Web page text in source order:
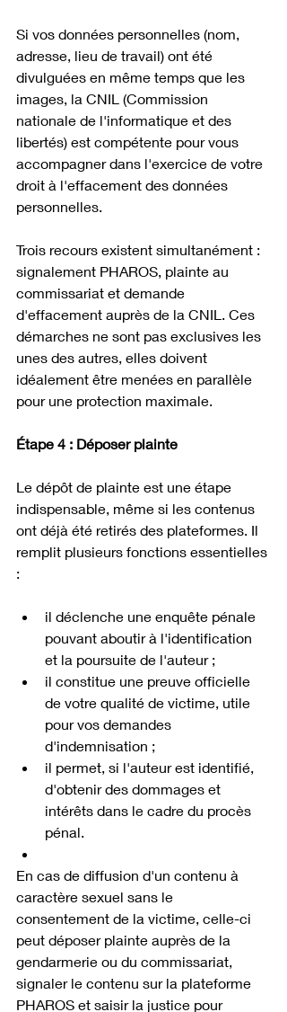
Si vos données personnelles (nom,
adresse, lieu de travail) ont été
divulguées en même temps que les
images, la CNIL (Commission
nationale de l'informatique et des
libertés) est compétente pour vous
accompagner dans l'exercice de votre
droit à l'effacement des données
personnelles.
Trois recours existent simultanément :
signalement PHAROS, plainte au
commissariat et demande
d'effacement auprès de la CNIL. Ces
démarches ne sont pas exclusives les
unes des autres, elles doivent
idéalement être menées en parallèle
pour une protection maximale.
Étape 4 : Déposer plainte
Le dépôt de plainte est une étape
indispensable, même si les contenus
ont déjà été retirés des plateformes. Il
remplit plusieurs fonctions essentielles
:
il déclenche une enquête pénale
pouvant aboutir à l'identification
et la poursuite de l'auteur ;
il constitue une preuve officielle
de votre qualité de victime, utile
pour vos demandes
d'indemnisation ;
il permet, si l'auteur est identifié,
d'obtenir des dommages et
intérêts dans le cadre du procès
pénal.
En cas de diffusion d'un contenu à
caractère sexuel sans le
consentement de la victime, celle-ci
peut déposer plainte auprès de la
gendarmerie ou du commissariat,
signaler le contenu sur la plateforme
PHAROS et saisir la justice pour